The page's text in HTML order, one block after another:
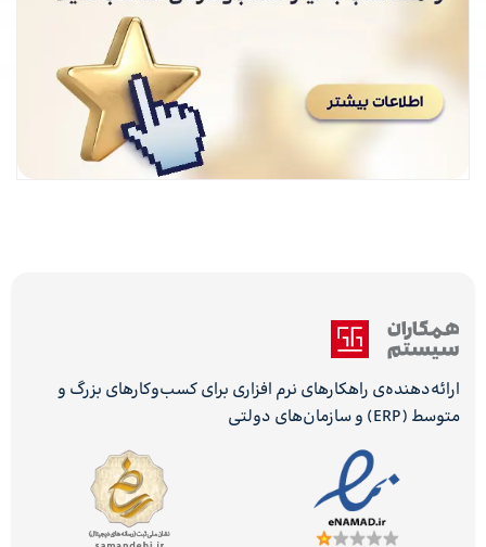
ارائه‌دهنده‌ی راهکارهای نرم افزاری برای کسب‌وکارهای بزرگ و
متوسط (ERP) و سازمان‌های دولتی